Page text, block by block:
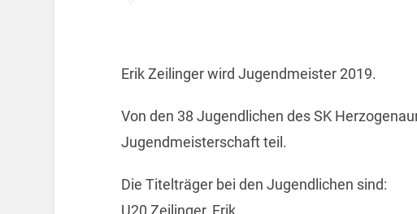
Erik Zeilinger wird Jugendmeister 2019.
Von den 38 Jugendlichen des SK
Jugendmeisterschaft teil.
Die Titelträger bei den Jugendlichen sind:
U20 Zeilinger, Erik